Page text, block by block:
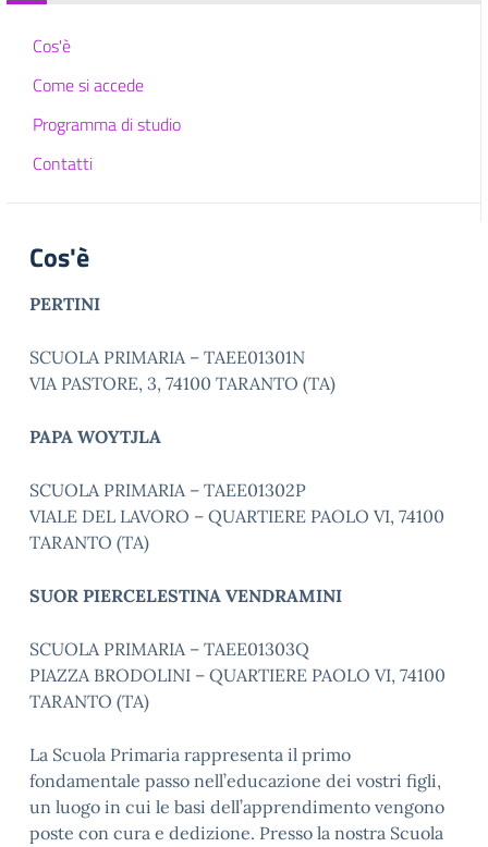
Cos'è
Come si accede
Programma di studio
Contatti
Cos'è
PERTINI
SCUOLA PRIMARIA – TAEE01301N
VIA PASTORE, 3, 74100 TARANTO (TA)
PAPA WOYTJLA
SCUOLA PRIMARIA – TAEE01302P
VIALE DEL LAVORO – QUARTIERE PAOLO VI, 74100
TARANTO (TA)
SUOR PIERCELESTINA VENDRAMINI
SCUOLA PRIMARIA – TAEE01303Q
PIAZZA BRODOLINI – QUARTIERE PAOLO VI, 74100
TARANTO (TA)
La Scuola Primaria rappresenta il primo
fondamentale passo nell’educazione dei vostri figli,
un luogo in cui le basi dell’apprendimento vengono
poste con cura e dedizione. Presso la nostra Scuola